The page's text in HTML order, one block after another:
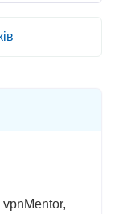
vpnMentor,